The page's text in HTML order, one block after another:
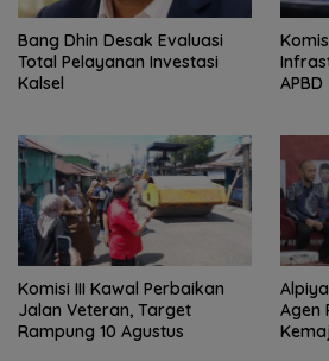
‎Bang Dhin Desak Evaluasi
Total Pelayanan Investasi
Kalsel
APBD
Komisi III Kawal Perbaikan
Jalan Veteran, Target
Rampung 10 Agustus
Agen